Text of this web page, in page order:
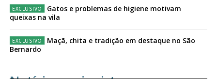
Gatos e problemas de higiene motivam
queixas na vila
Maçã, chita e tradição em destaque no São
Bernardo